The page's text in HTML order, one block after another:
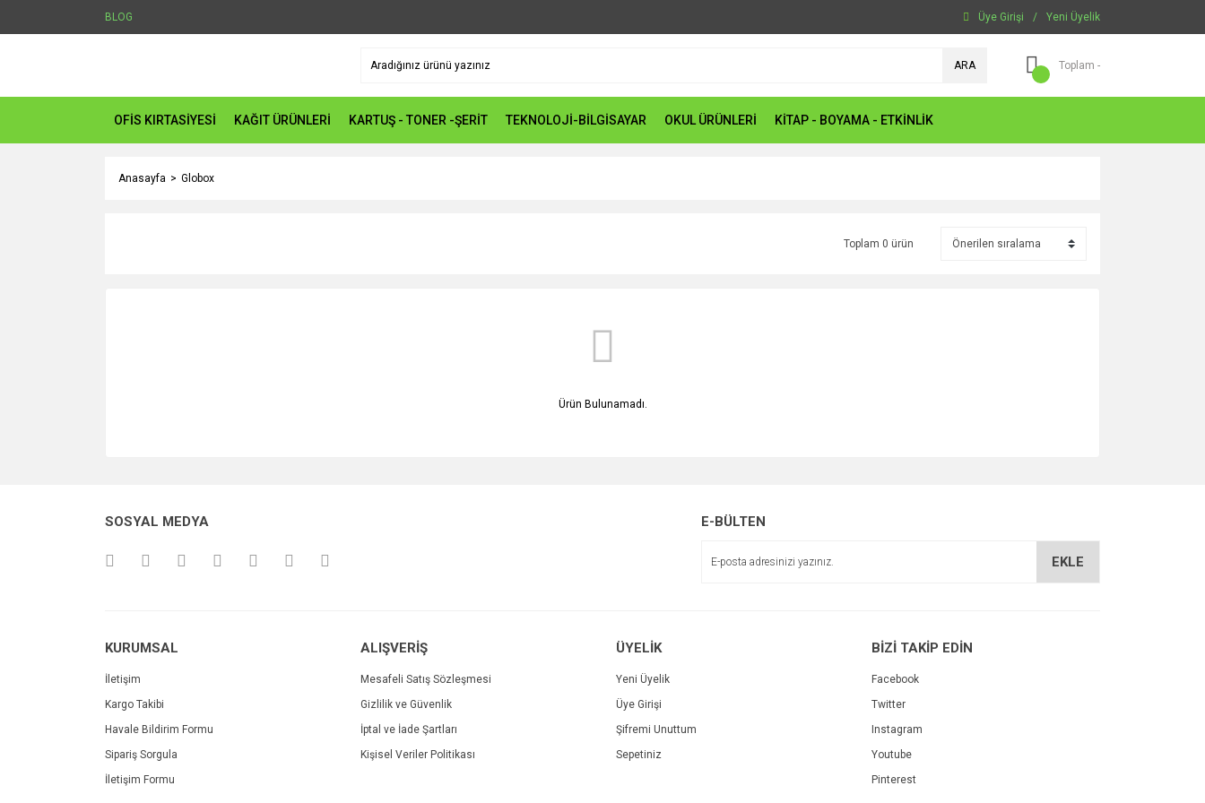
BLOG Üye Girişi / Yeni Üyelik
ARA Toplam -
OFİS KIRTASİYESİ KAĞIT ÜRÜNLERİ KARTUŞ - TONER -ŞERİT TEKNOLOJİ-BİLGİSAYAR OKUL ÜRÜNLERİ KİTAP - BOYAMA - ETKİNLİK
Anasayfa Globox
Toplam 0 ürün
Ürün Bulunamadı.
SOSYAL MEDYA E-BÜLTEN
EKLE
KURUMSAL
İletişim
Kargo Takibi
Havale Bildirim Formu
Sipariş Sorgula
İletişim Formu
ALIŞVERİŞ
Mesafeli Satış Sözleşmesi
Gizlilik ve Güvenlik
İptal ve İade Şartları
Kişisel Veriler Politikası
ÜYELİK
Yeni Üyelik
Üye Girişi
Şifremi Unuttum
Sepetiniz
BİZİ TAKİP EDİN
Facebook
Twitter
Instagram
Youtube
Pinterest